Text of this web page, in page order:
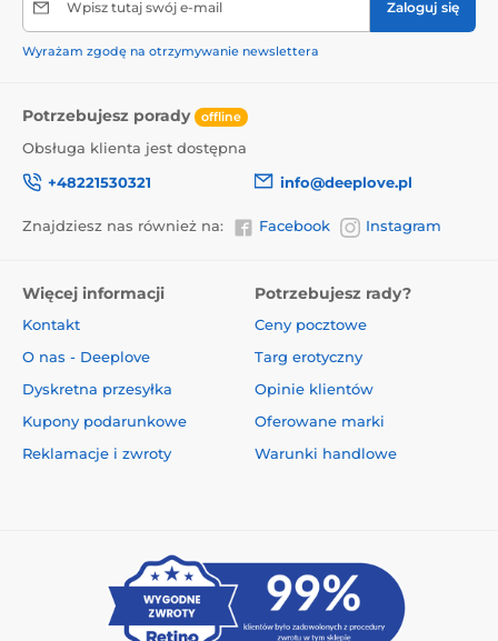
Wpisz tutaj swój e-mail Zaloguj się
Wyrażam zgodę na otrzymywanie newslettera
Potrzebujesz porady offline
Obsługa klienta jest dostępna
+48221530321
info@deeplove.pl
Znajdziesz nas również na: Facebook Instagram
Więcej informacji
Kontakt
O nas - Deeplove
Dyskretna przesyłka
Kupony podarunkowe
Reklamacje i zwroty
Potrzebujesz rady?
Ceny pocztowe
Targ erotyczny
Opinie klientów
Oferowane marki
Warunki handlowe